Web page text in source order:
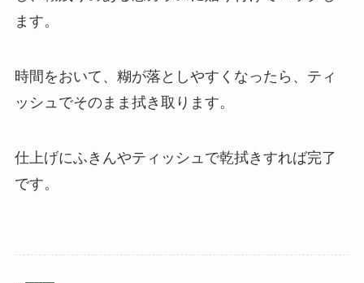
ます。
時間をおいて、糊が落としやすくなったら、ティ
ッシュでそのまま拭き取ります。
仕上げにふきんやティッシュで乾拭きすれば完了
です。